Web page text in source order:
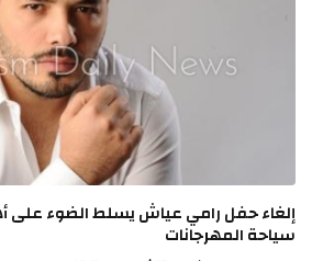
إلغاء حفل رامي عياش يسلط الضوء على
سياحة المهرجانات